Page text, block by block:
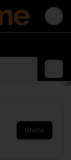
Login
Únete